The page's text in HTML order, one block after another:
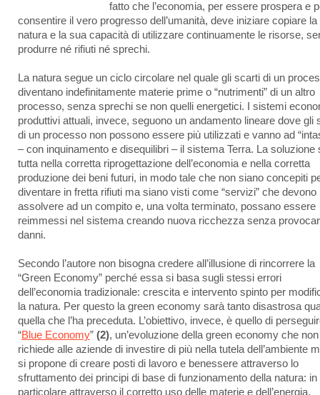
fatto che l’economia, per essere prospera e
consentire il vero progresso dell’umanità, deve iniziare copiare la
natura e la sua capacità di utilizzare continuamente le risorse,
produrre né rifiuti né sprechi.
La natura segue un ciclo circolare nel quale gli scarti di un
diventano indefinitamente materie prime o “nutrimenti” di un altro
processo, senza sprechi se non quelli energetici. I sistemi
produttivi attuali, invece, seguono un andamento lineare dove gli
di un processo non possono essere più utilizzati e vanno ad
– con inquinamento e disequilibri – il sistema Terra. La soluzione
tutta nella corretta riprogettazione dell’economia e nella corretta
produzione dei beni futuri, in modo tale che non siano concepiti
diventare in fretta rifiuti ma siano visti come “servizi” che devono
assolvere ad un compito e, una volta terminato, possano essere
reimmessi nel sistema creando nuova ricchezza senza
danni.
Secondo l’autore non bisogna credere all’illusione di rincorrere la
“Green Economy” perché essa si basa sugli stessi errori
dell’economia tradizionale: crescita e intervento spinto per
la natura. Per questo la green economy sarà tanto disastrosa
quella che l’ha preceduta. L’obiettivo, invece, è quello di
“Blue Economy” (2), un’evoluzione della green economy che non
richiede alle aziende di investire di più nella tutela dell’ambiente
si propone di creare posti di lavoro e benessere attraverso lo
sfruttamento dei principi di base di funzionamento della natura: in
particolare attraverso il corretto uso delle materie e dell’energia.